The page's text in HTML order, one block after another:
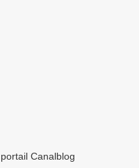
Canalblog